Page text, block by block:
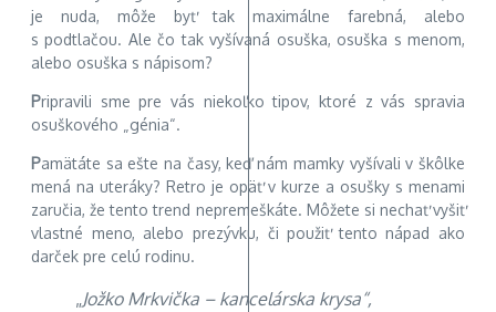
je nuda, môže byť tak maximálne farebná, alebo
s podtlačou. Ale čo tak vyšívaná osuška, osuška s menom,
alebo osuška s nápisom?
Pripravili sme pre vás niekoľko tipov, ktoré z vás spravia
osuškového „génia“.
Pamätáte sa ešte na časy, keď nám mamky vyšívali v škôlke
mená na uteráky? Retro je opäť v kurze a osušky s menami
zaručia, že tento trend nepremeškáte. Môžete si nechať vyšiť
vlastné meno, alebo prezývku, či použiť tento nápad ako
darček pre celú rodinu.
„Jožko Mrkvička – kancelárska krysa“,